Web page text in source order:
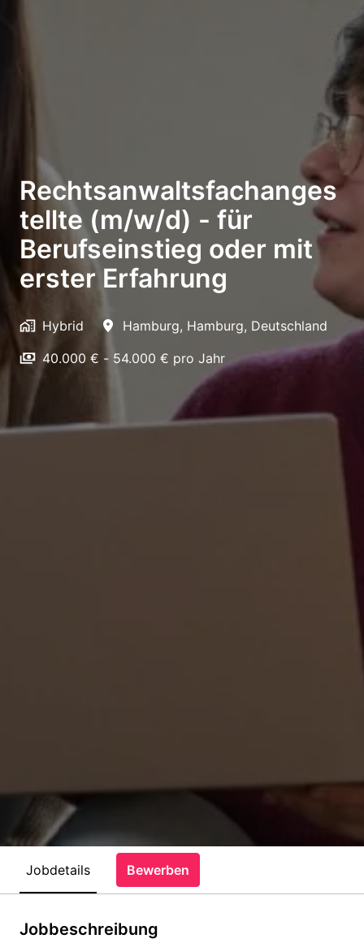
Rechtsanwaltsfachanges
tellte (m/w/d) - für
Berufseinstieg oder mit
erster Erfahrung
Hybrid Hamburg, Hamburg, Deutschland
40.000 € - 54.000 € pro Jahr
Jobdetails Bewerben
Jobbeschreibung